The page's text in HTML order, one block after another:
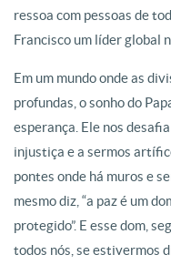
ressoa com pessoas de
Francisco um líder global
Em um mundo onde as
profundas, o sonho do
esperança. Ele nos
injustiça e a sermos
pontes onde há muros e
mesmo diz, “a paz é um
protegido”. E esse dom,
todos nós, se estivermos